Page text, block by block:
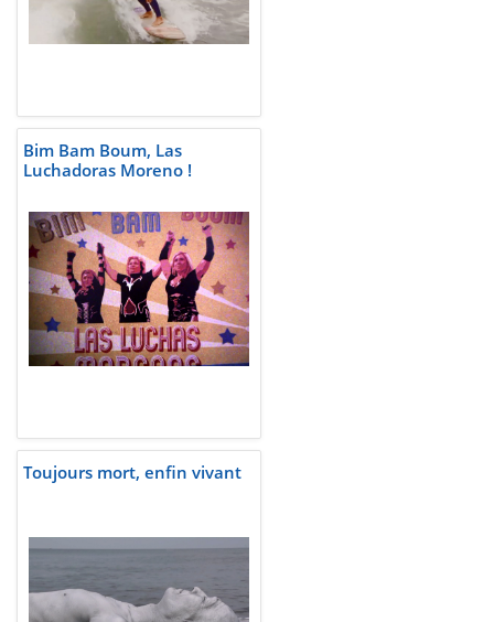
Bim Bam Boum, Las
Luchadoras Moreno !
Toujours mort, enfin vivant